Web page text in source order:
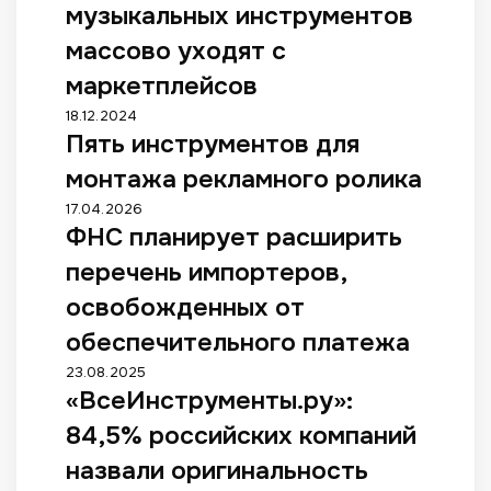
з
т
р
г
»
п
р
о
а
ц
ы
м
з
ы
а
музыкальных инструментов
массово уходят с
маркетплейсов
П
я
ь
и
н
т
р
м
е
о
д
18.12.2024
Пять инструментов для
монтажа рекламного ролика
Ф
Н
п
л
н
и
е
т
р
17.04.2026
ФНС планирует расширить
перечень импортеров,
освобожденных от
обеспечительного платежа
«
В
е
И
23.08.2025
«ВсеИнструменты.ру»:
84,5% российских компаний
назвали оригинальность